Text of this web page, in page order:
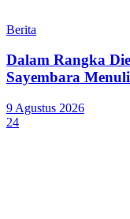
Berita
Dalam Rangka
Sayembara
9 Agustus 2026
24